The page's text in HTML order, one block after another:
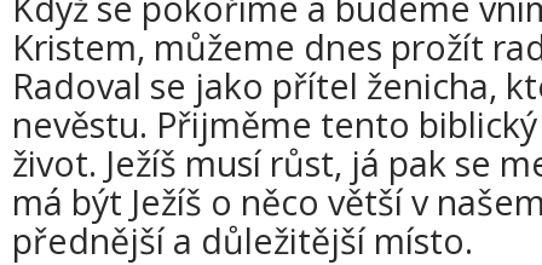
Kristem, můžeme dnes prožít
Radoval se jako přítel ženicha,
nevěstu. Přijměme tento
život. Ježíš musí růst, já pak se
má být Ježíš o něco větší v
přednější a důležitější místo.